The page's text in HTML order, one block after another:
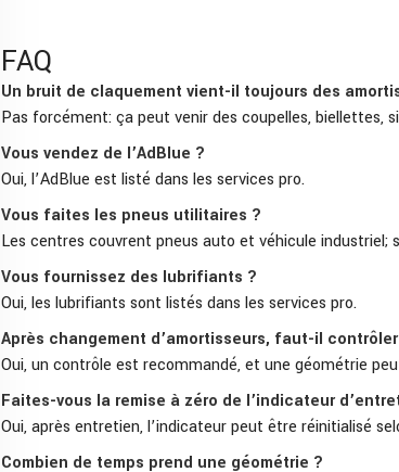
FAQ
Un bruit de claquement vient-il toujours des
Pas forcément: ça peut venir des coupelles, biellettes,
Vous vendez de l’AdBlue ?
Oui, l’AdBlue est listé dans les services pro.
Vous faites les pneus utilitaires ?
Les centres couvrent pneus auto et véhicule industriel;
Vous fournissez des lubrifiants ?
Oui, les lubrifiants sont listés dans les services pro.
Après changement d’amortisseurs, faut-il
Oui, un contrôle est recommandé, et une géométrie
Faites-vous la remise à zéro de l’indicateur
Oui, après entretien, l’indicateur peut être réinitialisé
Combien de temps prend une géométrie ?